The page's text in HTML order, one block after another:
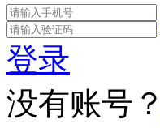
登录
没有账号？